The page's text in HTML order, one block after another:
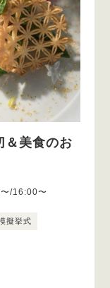
＆美食のお
/16:00〜
擬挙式